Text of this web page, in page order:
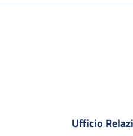
Ufficio